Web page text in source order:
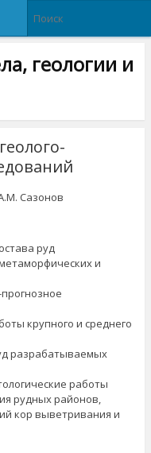
геологии и
Сазонов
руд
и
крупного и среднего
разрабатываемых
работы
рудных районов,
кор выветривания и